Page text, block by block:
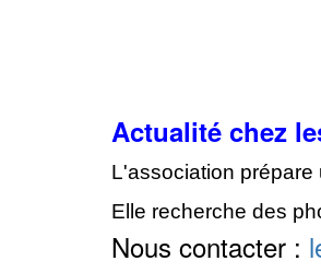
Actualité chez
L'association prépare
Elle recherche des
Nous contacter :